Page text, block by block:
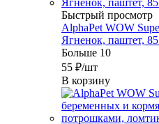
Быстрый просмотр
AlphaPet WOW
Ягненок, паштет,
Больше 10
55 ₽/шт
В корзину